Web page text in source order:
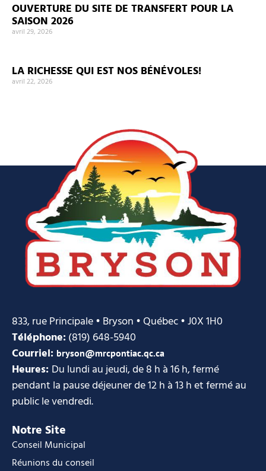
OUVERTURE DU SITE DE TRANSFERT POUR LA
SAISON 2026
avril 29, 2026
LA RICHESSE QUI EST NOS BÉNÉVOLES!
avril 22, 2026
833, rue Principale • Bryson • Québec • J0X 1H0
Téléphone:(819) 648-5940
Courriel: bryson@mrcpontiac.qc.ca
Heures: Du lundi au jeudi, de 8 h à 16 h, fermé
pendant la pause déjeuner de 12 h à 13 h et fermé au
public le vendredi.
Notre Site
Conseil Municipal
Réunions du conseil